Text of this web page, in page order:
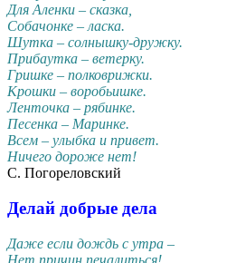
Для Аленки – сказка,
Собачонке – ласка.
Шутка – солнышку-дружку.
Прибаутка – ветерку.
Гришке – полковрижки.
Крошки – воробьишке.
Ленточка – рябинке.
Песенка – Маринке.
Всем – улыбка и привет.
Ничего дороже нет!
С. Погореловский
Делай добрые дела
Даже если дождь с утра –
Нет причин печалиться!